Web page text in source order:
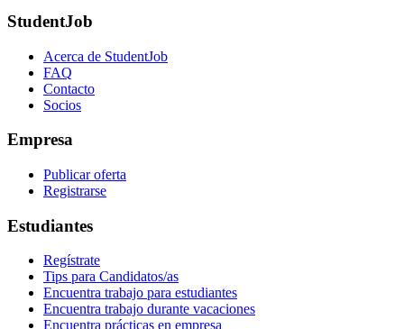
StudentJob
Acerca de StudentJob
FAQ
Contacto
Socios
Empresa
Publicar oferta
Registrarse
Estudiantes
Regístrate
Tips para Candidatos/as
Encuentra trabajo para estudiantes
Encuentra trabajo durante vacaciones
Encuentra prácticas en empresa